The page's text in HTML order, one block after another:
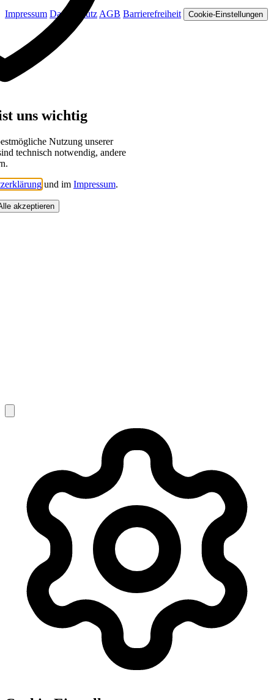
Impressum Datenschutz AGB Barrierefreiheit Cookie-Einstellungen
uns wichtig
Nutzung unserer
technisch notwendig, andere
und im Impressum.
akzeptieren